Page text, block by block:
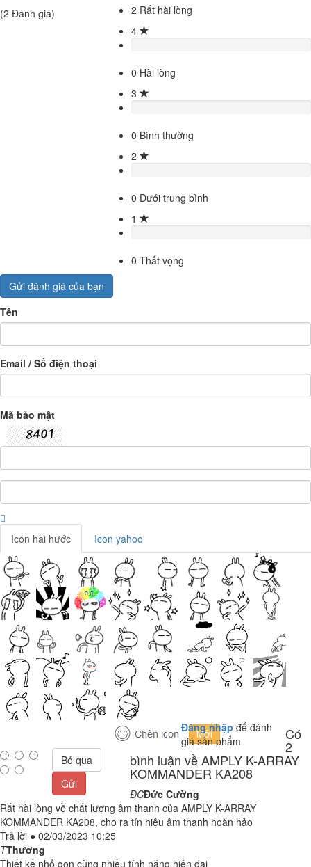
(2 Đánh giá) 2 Rất hài lòng
4
0 Hài lòng
3
0 Bình thường
2
0 Dưới trung bình
1
0 Thất vọng
Gửi đánh giá của bạn
Tên
Email / Số điện thoại
Mã bảo mật
Icon hài hước Icon yahoo
Đăng nhập để đánh
giá sản phẩm
Bỏ qua
Gửi
Có
2
bình luận về AMPLY K-ARRAY
KOMMANDER KA208
ĐCĐức Cường
Rất hài lòng về chất lượng âm thanh của AMPLY K-ARRAY
KOMMANDER KA208, cho ra tín hiệu âm thanh hoàn hảo
Trả lời ● 02/03/2023 10:25
TThương
Thiết kế nhỏ gọn cùng nhiều tính năng hiện đại